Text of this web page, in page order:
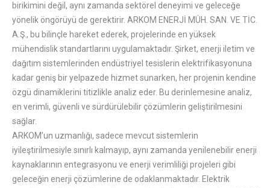
birikimini değil, aynı zamanda sektörel deneyimi ve geleceğe
yönelik öngörüyü de gerektirir. ARKOM ENERJİ MÜH. SAN. VE TİC.
A.Ş., bu bilinçle hareket ederek, projelerinde en yüksek
mühendislik standartlarını uygulamaktadır. Şirket, enerji iletim ve
dağıtım sistemlerinden endüstriyel tesislerin elektrifikasyonuna
kadar geniş bir yelpazede hizmet sunarken, her projenin kendine
özgü dinamiklerini titizlikle analiz eder. Bu derinlemesine analiz,
en verimli, güvenli ve sürdürülebilir çözümlerin geliştirilmesini
sağlar.
ARKOM’un uzmanlığı, sadece mevcut sistemlerin
iyileştirilmesiyle sınırlı kalmayıp, aynı zamanda yenilenebilir enerji
kaynaklarının entegrasyonu ve enerji verimliliği projeleri gibi
geleceğin enerji çözümlerine de odaklanmaktadır. Elektrik